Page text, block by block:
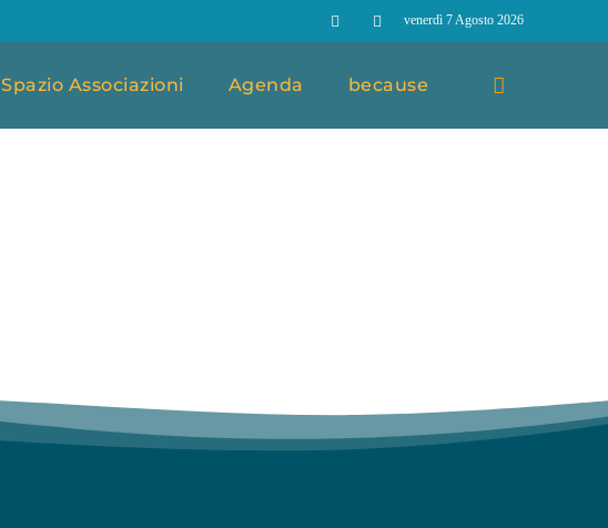
venerdì 7 Agosto 2026
Spazio Associazioni Agenda because